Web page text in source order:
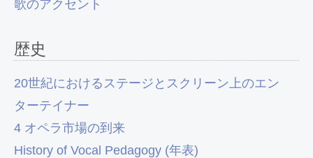
歌のアクセント
歴史
20世紀におけるステージとスクリーン上のエン
ターテイナー
4 オペラ市場の到来
History of Vocal Pedagogy (年表)